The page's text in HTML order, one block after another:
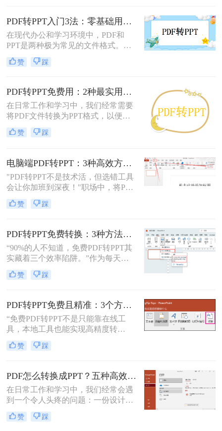
ppt文档呢？本文将介绍三种常用的
PDF转PPT的方法，帮助您轻松完成
PDF到PPT的转换。
PDF转PPT入门3法：零基础用户的操作要点和注意事项！
在现代办公和学习环境中，PDF和
PPT是两种极为常见的文件格式。
PDF因其固定格式的特点而受到广泛
欢迎，尤其适合用于合同、学术论文
而，当这些静态内容需要被进一步编
辑或在公共场合展示时，将其转换为
PPT格式成为了一种常见的需求。那
么PDF如何转为PPT呢？本文将详细
介绍三种将PDF转换为PPT的方法，
帮助您根据自己的实际需求选择最合
赞 踩
PDF转PPT免费用：2种最实用的操作路径和避坑要点！
在日常工作和学习中，我们经常需要
将PDF文件转换为PPT格式，以便进
行演示或编辑。那么怎么把pdf转换成
ppt免费呢？本文将介绍两种免费将
完成转换任务。
赞 踩
电脑端PDF转PPT：3种高效方法的操作步骤和格式保留设置！
"PDF转PPT不是技术活，但选错工具
会让你加班到深夜！"职场中，将PDF
报告一键转化为PPT演示文稿是高频
刚需。然而，90%的办公族曾陷入“转
工”的泥潭——这不是能力问题，而
是工具选择的致命陷阱。那么怎么在
电脑上把pdf转换成ppt呢？作为深耕
电脑办公软件测评8年的博主，我亲
测30+工具，今天聚焦精准高效的转
换方案，帮你避开99%的坑。拒绝低
赞 踩
PDF转PPT免费转换：3种方法的隐藏功能和效率差异！
“90%的人不知道，免费PDF转PPT其
实藏着三个效率陷阱。”作为每天处
理20+份文档的办公博主，我见过太
多人被“免费转换”的噱头坑过——要
要么扫描版PDF转完还是图片格式，
更有甚者因为文件包含商业数据，转
换后收到平台的“付费解锁”勒索邮
件。
赞 踩
PDF转PPT免费且精准：3个方法的转换精度和避坑指南！
“免费PDF转PPT不是只能靠在线工
具，本地工具也能实现高精度转
换”在职场办公与自媒体创作中，将
PDF格式的报告、课件、素材转为可
需求。但多数人在寻找免费转换方法
时，要么遭遇操作繁琐的困境，要么
面临转换后格式错乱、信息丢失的问
题，甚至担心文件隐私泄露
赞 踩
PDF怎么转换成PPT？五种高效方法，适用不同场景全解析！
在日常工作和学习中，我们经常会遇
到一个令人头疼的问题：一份设计精
美、内容详实的PDF文档，需要被转
换为可编辑、可演示的
赞 踩